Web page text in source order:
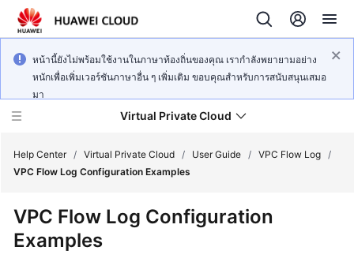
หน้านี้ยังไม่พร้อมใช้งานในภาษาท้องถิ่นของคุณ เรากำลังพยายามอย่าง
หนักเพื่อเพิ่มเวอร์ชันภาษาอื่น ๆ เพิ่มเติม ขอบคุณสำหรับการสนับสนุนเสมอ
มา
Virtual Private Cloud
New
Help Center / Virtual Private Cloud / User Guide / VPC Flow Log /
VPC Flow Log Configuration Examples
VPC Flow Log Configuration
Examples